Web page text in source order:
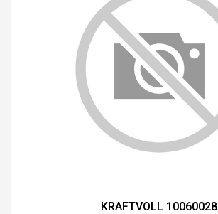
KRAFTVOLL 10060028